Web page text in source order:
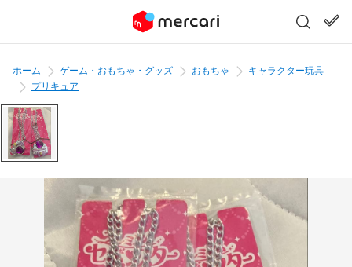
ホーム ゲーム・おもちゃ・グッズ おもちゃ
キャラクター玩具
プリキュア